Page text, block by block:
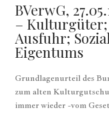
BVerwG,
–
Ausfuhr;
Eigentums
Grundlagenurteil des
zum alten
immer wieder -vom